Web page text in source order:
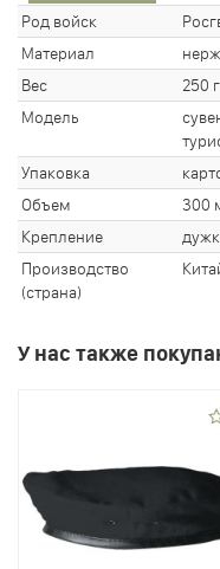
Род войск
Материал
Вес
250 г
Модель
Упаковка
Объем
300
Крепление
Производство
(страна)
У нас также